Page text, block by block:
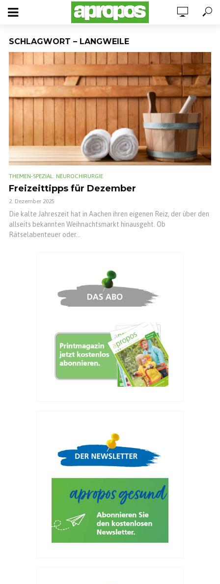
SCHLAGWORT – LANGWEILE
THEMEN-SPEZIAL: NEUROCHIRURGIE
Freizeittipps für Dezember
2. Dezember 2025
Die kalte Jahreszeit hat in Aachen ihren eigenen Reiz, der über den
allseits bekannten Weihnachtsmarkt hinausgeht. Ob
Rätselabenteuer oder...